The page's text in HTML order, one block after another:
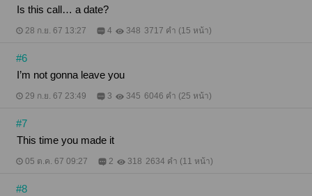
Is this call… a date?
28 ก.ย. 67 13:27 4 348 3717 คำ (15 หน้า)
#6
I’m not gonna leave you
29 ก.ย. 67 23:49 3 345 6046 คำ (25 หน้า)
#7
This time you made it
05 ต.ค. 67 09:27 2 318 2634 คำ (11 หน้า)
#8